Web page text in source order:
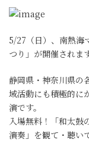
5/27（日）、南熱海
つり」が開催されます
静岡県・神奈川県の
域活動にも積極的に
演です。
入場無料！「和太鼓
演奏」を観て・聴い